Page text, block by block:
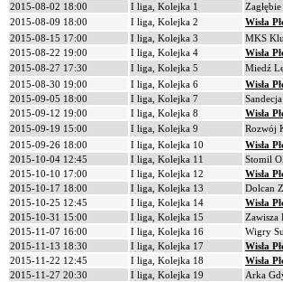
2015-08-02 18:00
I liga, Kolejka 1
2015-08-09 18:00
I liga, Kolejka 2
Wisła
2015-08-15 17:00
I liga, Kolejka 3
MKS
2015-08-22 19:00
I liga, Kolejka 4
Wisła
2015-08-27 17:30
I liga, Kolejka 5
Miedź
2015-08-30 19:00
I liga, Kolejka 6
Wisła
2015-09-05 18:00
I liga, Kolejka 7
2015-09-12 19:00
I liga, Kolejka 8
Wisła
2015-09-19 15:00
I liga, Kolejka 9
Rozwój
2015-09-26 18:00
I liga, Kolejka 10
Wisła
2015-10-04 12:45
I liga, Kolejka 11
Stomil
2015-10-10 17:00
I liga, Kolejka 12
Wisła
2015-10-17 18:00
I liga, Kolejka 13
Dolcan
2015-10-25 12:45
I liga, Kolejka 14
Wisła
2015-10-31 15:00
I liga, Kolejka 15
Zawisza
2015-11-07 16:00
I liga, Kolejka 16
Wigry
2015-11-13 18:30
I liga, Kolejka 17
Wisła
2015-11-22 12:45
I liga, Kolejka 18
Wisła
2015-11-27 20:30
I liga, Kolejka 19
Arka